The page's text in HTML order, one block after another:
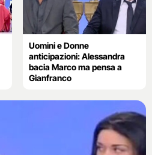
Uomini e Donne
anticipazioni: Alessandra
bacia Marco ma pensa a
Gianfranco